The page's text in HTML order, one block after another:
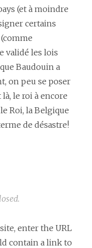
(et à moindre
certains
validé les lois
Baudouin a
on peu se poser
le roi à encore
Roi, la Belgique
de désastre!
enter the URL
contain a link to